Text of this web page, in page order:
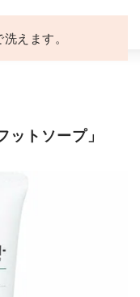
えます。
ットソープ」